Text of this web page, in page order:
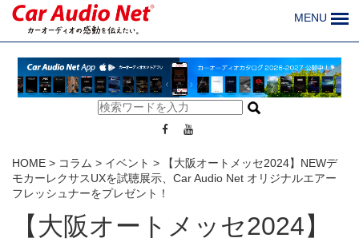
MENU
HOME > コラム > イベント >
【大阪オートメッセ2024】NEWデ
モカーレクサスUXを試聴展示、Car Audio Net オリジナルエアー
フレッシュナーをプレゼント！
【大阪オートメッセ2024】